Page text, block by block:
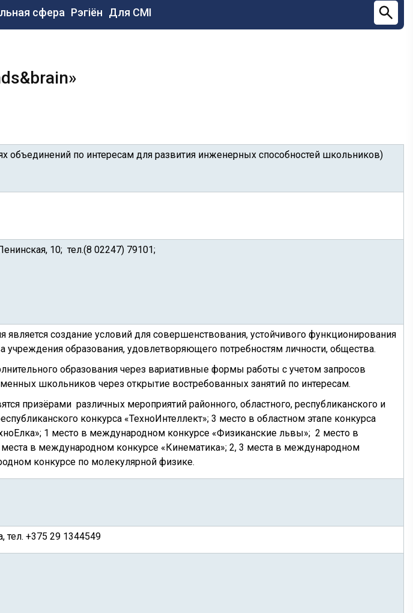
сфера Рэгіён Для СМІ
объединений по интересам для развития инженерных способностей школьников)
10; тел.(8 02247) 79101;
создание условий для совершенствования, устойчивого функционирования
учреждения образования, удовлетворяющего потребностям личности, общества.
образования через вариативные формы работы с учетом запросов
школьников через открытие востребованных занятий по интересам.
призёрами различных мероприятий районного, областного, республиканского и
конкурса «ТехноИнтеллект»; 3 место в областном этапе конкурса
1 место в международном конкурсе «Физиканские львы»; 2 место в
в международном конкурсе «Кинематика»; 2, 3 места в международном
конкурсе по молекулярной физике.
тел. +375 29 1344549